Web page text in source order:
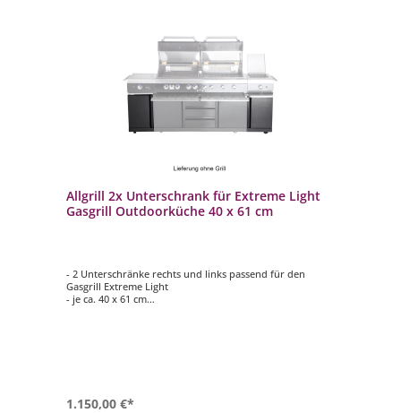
Allgrill 2x Unterschrank für Extreme Light
Gasgrill Outdoorküche 40 x 61 cm
- 2 Unterschränke rechts und links passend für den
Gasgrill Extreme Light
- je ca. 40 x 61 cm
1.150,00 €*